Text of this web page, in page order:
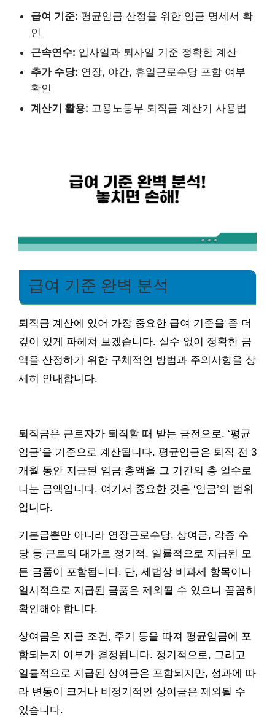
급여 기준: 평균임금 산정을 위한 임금 명세서 확
인
근속연수: 입사일과 퇴사일 기준 정확한 계산
추가 수당: 연장, 야간, 휴일근로수당 포함 여부
확인
계산기 활용: 고용노동부 퇴직금 계산기 사용법
급여 기준 완벽 분석
퇴직금 계산에 있어 가장 중요한 급여 기준을 좀 더
깊이 있게 파헤쳐 보겠습니다. 실수 없이 정확한 금
액을 산정하기 위한 구체적인 방법과 주의사항을 상
세히 안내합니다.
퇴직금은 근로자가 퇴직할 때 받는 금전으로, ‘평균
임금’을 기준으로 계산됩니다. 평균임금은 퇴직 전 3
개월 동안 지급된 임금 총액을 그 기간의 총 일수로
나눈 금액입니다. 여기서 중요한 것은 ‘임금’의 범위
입니다.
기본급뿐만 아니라 연장근로수당, 상여금, 각종 수
당 등 근로의 대가로 정기적, 일률적으로 지급된 모
든 금품이 포함됩니다. 단, 세법상 비과세 항목이나
일시적으로 지급된 금품은 제외될 수 있으니 꼼꼼히
확인해야 합니다.
상여금은 지급 조건, 주기 등을 따져 평균임금에 포
함되는지 여부가 결정됩니다. 정기적으로, 그리고
일률적으로 지급된 상여금은 포함되지만, 성과에 따
라 변동이 크거나 비정기적인 상여금은 제외될 수
있습니다.